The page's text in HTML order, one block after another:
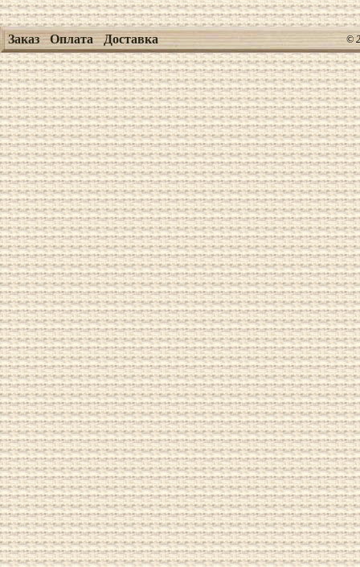
Заказ Оплата Доставка ©